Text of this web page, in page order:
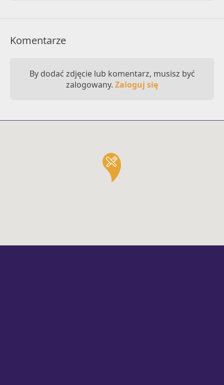
Komentarze
By dodać zdjęcie lub komentarz, musisz być
zalogowany. Zaloguj się